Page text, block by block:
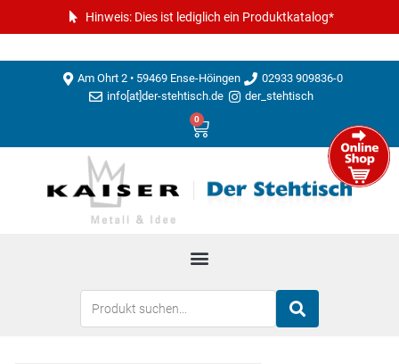
Hinweis: Dies ist lediglich ein Produktkatalog*
Am Ohrt 2 • 59469 Ense-Höingen
02933 909836-0
info[at]der-stehtisch.de
der_stehtisch
0